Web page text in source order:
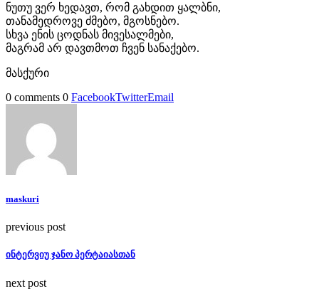
ნუთუ ვერ ხედავთ, რომ გახდით ყალბნი,
თანამედროვე ძმებო, მგოსნებო.
სხვა ენის ცოდნას მივესალმები,
მაგრამ არ დავთმოთ ჩვენ სანაქებო.
მასქური
0 comments 0 FacebookTwitterEmail
maskuri
previous post
ინტერვიუ ჯანო პერტაიასთან
next post